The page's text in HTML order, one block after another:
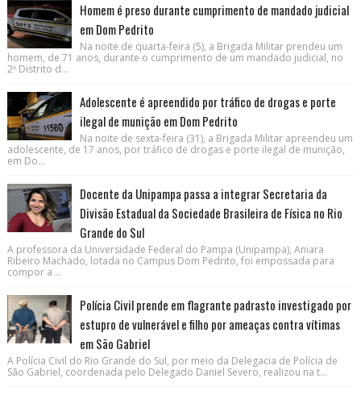
Homem é preso durante cumprimento de mandado judicial
em Dom Pedrito
Na noite de quarta-feira (5), a Brigada Militar prendeu um
homem, de 71 anos, durante o cumprimento de um mandado judicial, no
2º Distrito d...
Adolescente é apreendido por tráfico de drogas e porte
ilegal de munição em Dom Pedrito
Na noite de sexta-feira (31), a Brigada Militar apreendeu um
adolescente, de 17 anos, por tráfico de drogas e porte ilegal de munição,
em Do...
Docente da Unipampa passa a integrar Secretaria da
Divisão Estadual da Sociedade Brasileira de Física no Rio
Grande do Sul
A professora da Universidade Federal do Pampa (Unipampa), Aniara
Ribeiro Machado, lotada no Campus Dom Pedrito, foi empossada para
compor a ...
Polícia Civil prende em flagrante padrasto investigado por
estupro de vulnerável e filho por ameaças contra vítimas
em São Gabriel
A Polícia Civil do Rio Grande do Sul, por meio da Delegacia de Polícia de
São Gabriel, coordenada pelo Delegado Daniel Severo, realizou na t...